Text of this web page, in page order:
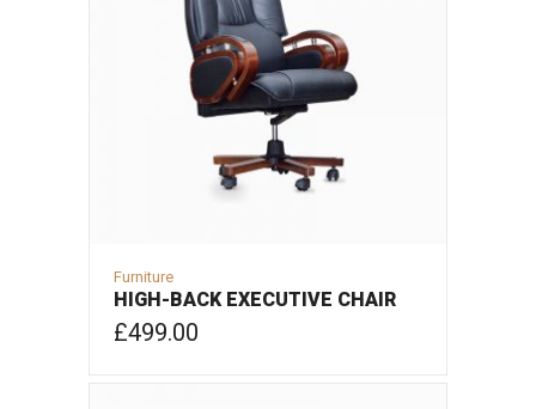
Furniture
HIGH-BACK EXECUTIVE CHAIR
£499.00